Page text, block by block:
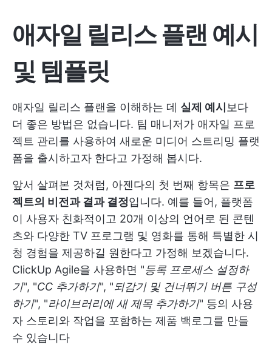
애자일 릴리스 플랜 예시
및 템플릿
애자일 릴리스 플랜을 이해하는 데 실제 예시 보다
더 좋은 방법은 없습니다. 팀 매니저가 애자일 프로
젝트 관리를 사용하여 새로운 미디어 스트리밍 플랫
폼을 출시하고자 한다고 가정해 봅시다.
앞서 살펴본 것처럼, 아젠다의 첫 번째 항목은 프로
젝트의 비전과 결과 결정입니다. 예를 들어, 플랫폼
이 사용자 친화적이고 20개 이상의 언어로 된 콘텐
츠와 다양한 TV 프로그램 및 영화를 통해 특별한 시
청 경험을 제공하길 원한다고 가정해 보겠습니다.
ClickUp Agile을 사용하면 "등록 프로세스 설정하
기", "CC 추가하기", "되감기 및 건너뛰기 버튼 구성
하기", "라이브러리에 새 제목 추가하기" 등의 사용
자 스토리와 작업을 포함하는 제품 백로그를 만들
수 있습니다